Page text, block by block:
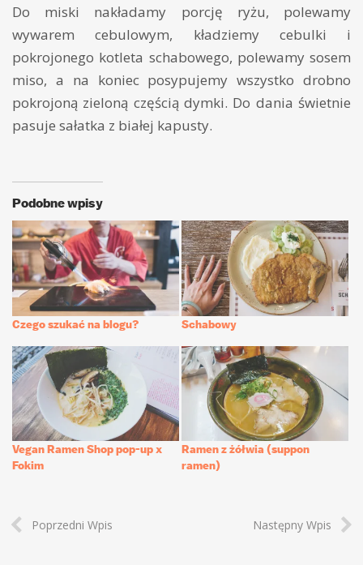
Do miski nakładamy porcję ryżu, polewamy
wywarem cebulowym, kładziemy cebulki i
pokrojonego kotleta schabowego, polewamy sosem
miso, a na koniec posypujemy wszystko drobno
pokrojoną zieloną częścią dymki. Do dania świetnie
pasuje sałatka z białej kapusty.
Podobne wpisy
Czego szukać na blogu? Schabowy
Vegan Ramen Shop pop-up x
Fokim
Ramen z żółwia (suppon
ramen)
Poprzedni Wpis Następny Wpis